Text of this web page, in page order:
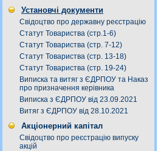
Установчі документи
Свідоцтво про державну реєстрацію
Статут Товариства (стр.1-6)
Статут Товариства (стр. 7-12)
Статут Товариства (стр. 13-18)
Статут Товариства (стр. 19-24)
Виписка та витяг з ЄДРПОУ та Наказ
про призначення керівника
Виписка з ЄДРПОУ від 23.09.2021
Витяг з ЄДРПОУ від 28.10.2021
Акціонерний капітал
Свідоцтво про реєстрацію випуску
акцій